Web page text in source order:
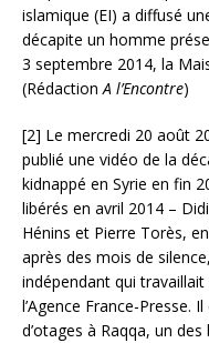
islamique (EI) a diffusé
décapite un homme
3 septembre 2014, la
(RédactionA l’Encontre)
[2] Le mercredi 20 août
publié une vidéo de la
kidnappé en Syrie en fin
libérés en avril 2014 –
Hénins et Pierre Torès,
après des mois de
indépendant qui
l’Agence France-Presse.
d’otages à Raqqa, un